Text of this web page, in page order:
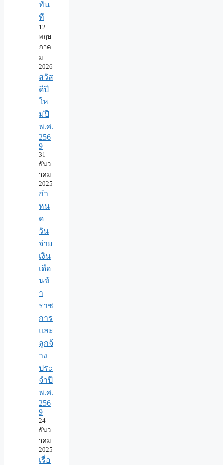
ทัน
ที
12
พฤษ
ภาค
ม
2026
สวัส
ดีปี
ให
ม่ปี
พ.ศ.
256
9
31
ธันว
าคม
2025
กำ
หน
ด
วัน
จ่าย
เงิน
เดือ
นข้
า
ราช
การ
และ
ลูกจ้
าง
ประ
จำปี
พ.ศ.​
256
9
24
ธันว
าคม
2025
เรื่อ